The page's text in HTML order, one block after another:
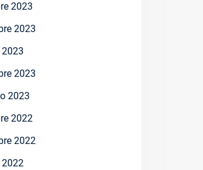
2023
2023
2023
2023
2023
2022
2022
2022